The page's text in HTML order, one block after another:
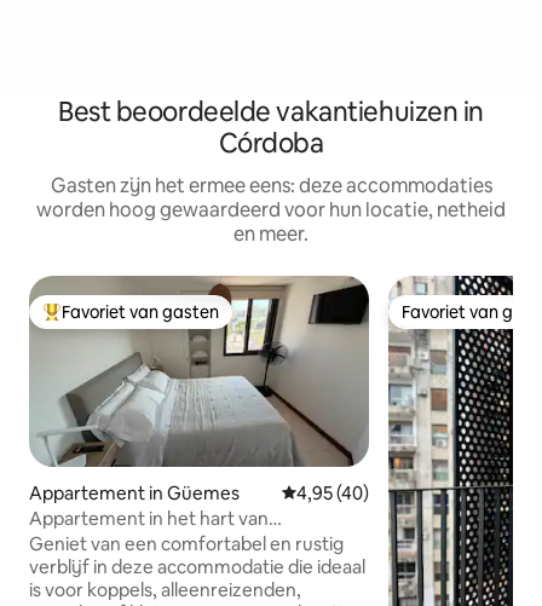
Best beoordeelde vakantiehuizen in
Córdoba
Gasten zijn het ermee eens: deze accommodaties
worden hoog gewaardeerd voor hun locatie, netheid
en meer.
Topfavoriet van gasten
Favoriet van gasten
Appartement in Güemes Gemiddelde beoordeling van
4,95 (40)
Appartement in het hart van
Guemes/Patio Olmos op loopafstand
Geniet van een comfortabel en rustig
verblijf in deze accommodatie die ideaal
is voor koppels, alleenreizenden,
Favoriet van
Favoriet van